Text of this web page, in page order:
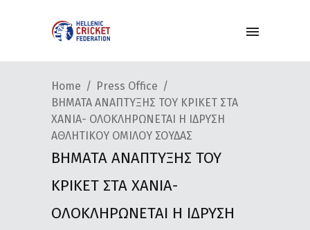
Home
Press Office
ΒΗΜΑΤΑ ΑΝΑΠΤΥΞΗΣ ΤΟΥ ΚΡΙΚΕΤ ΣΤΑ
ΧΑΝΙΑ- ΟΛΟΚΛΗΡΩΝΕΤΑΙ Η ΙΔΡΥΣΗ
ΑΘΛΗΤΙΚΟΥ ΟΜΙΛΟΥ ΣΟΥΔΑΣ
ΒΗΜΑΤΑ ΑΝΑΠΤΥΞΗΣ ΤΟΥ
ΚΡΙΚΕΤ ΣΤΑ ΧΑΝΙΑ-
ΟΛΟΚΛΗΡΩΝΕΤΑΙ Η ΙΔΡΥΣΗ